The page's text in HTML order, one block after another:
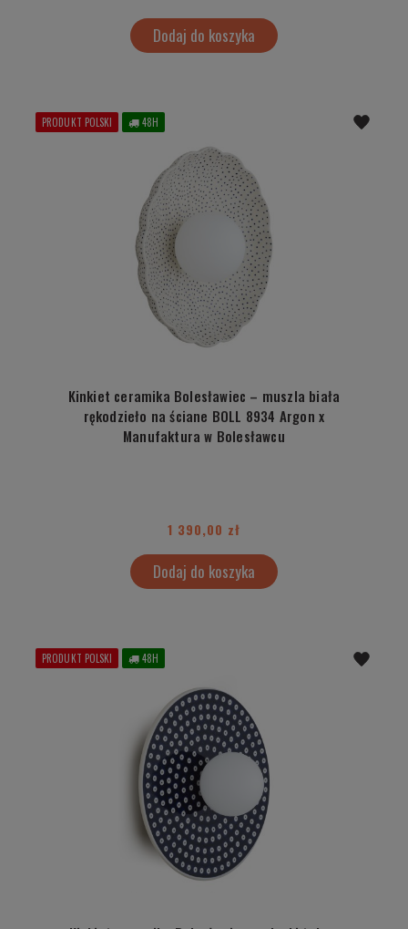
Dodaj do koszyka
Kinkiet ceramika Bolesławiec – muszla biała
rękodzieło na ściane BOLL 8934 Argon x
Manufaktura w Bolesławcu
1 390,00 zł
Dodaj do koszyka
PRODUKT POLSKI 48H
PRODUKT POLSKI 48H